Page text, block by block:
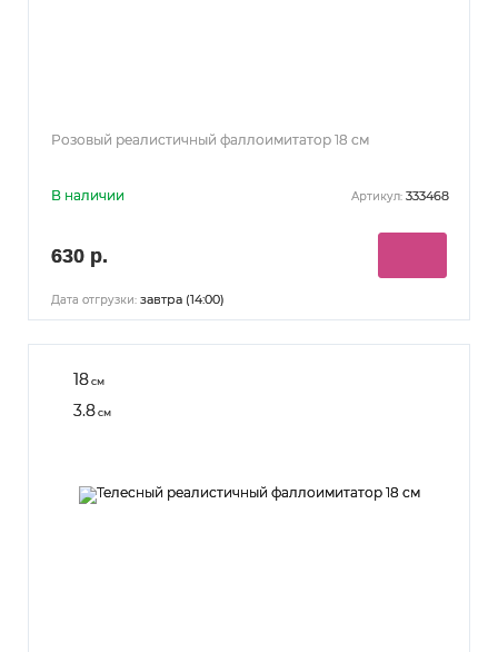
Розовый реалистичный фаллоимитатор 18 см
В наличии Артикул: 333468
630 р.
Дата отгрузки: завтра (14:00)
18см
3.8см